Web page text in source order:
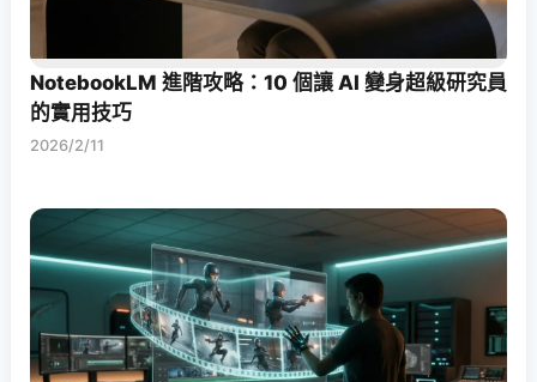
NotebookLM 進階攻略：10 個讓 AI 變身超級研究員
的實用技巧
2026/2/11